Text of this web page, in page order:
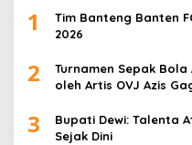
1
Tim Banteng Banten
2026
2
Turnamen Sepak
oleh Artis OVJ Azis
3
Bupati Dewi: Talenta
Sejak Dini